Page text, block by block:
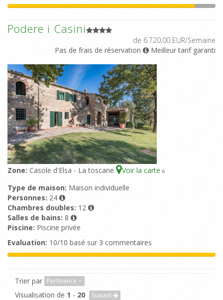
Podere i Casini
de 6.720,00 EUR/Semaine
Pas de frais de réservation
Meilleur tarif garanti
Zone: Casole d'Elsa - La toscane Voir la carte 6
Type de maison: Maison individuelle
Personnes: 24
Chambres doubles: 12
Salles de bains: 8
Piscine: Piscine privée
Evaluation: 10/10 basé sur 3 commentaires
Trier par Pertinence
Visualisation de 1 - 20 Suivant